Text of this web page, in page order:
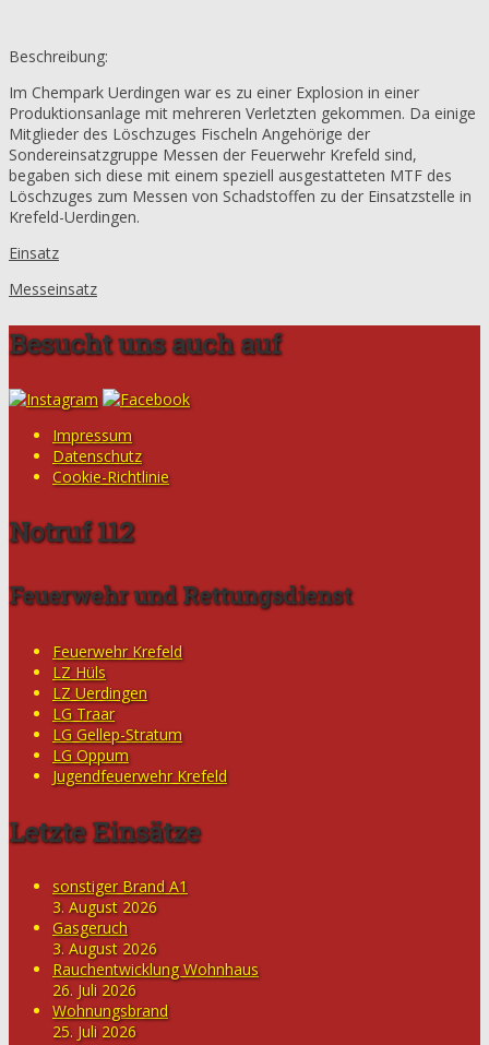
Beschreibung:
Im Chempark Uerdingen war es zu einer Explosion in einer
Produktionsanlage mit mehreren Verletzten gekommen. Da einige
Mitglieder des Löschzuges Fischeln Angehörige der
Sondereinsatzgruppe Messen der Feuerwehr Krefeld sind,
begaben sich diese mit einem speziell ausgestatteten MTF des
Löschzuges zum Messen von Schadstoffen zu der Einsatzstelle in
Krefeld-Uerdingen.
Einsatz
Messeinsatz
Besucht uns auch auf
Impressum
Datenschutz
Cookie-Richtlinie
Notruf 112
Feuerwehr und Rettungsdienst
Feuerwehr Krefeld
LZ Hüls
LZ Uerdingen
LG Traar
LG Gellep-Stratum
LG Oppum
Jugendfeuerwehr Krefeld
Letzte Einsätze
sonstiger Brand A1
3. August 2026
Gasgeruch
3. August 2026
Rauchentwicklung Wohnhaus
26. Juli 2026
Wohnungsbrand
25. Juli 2026